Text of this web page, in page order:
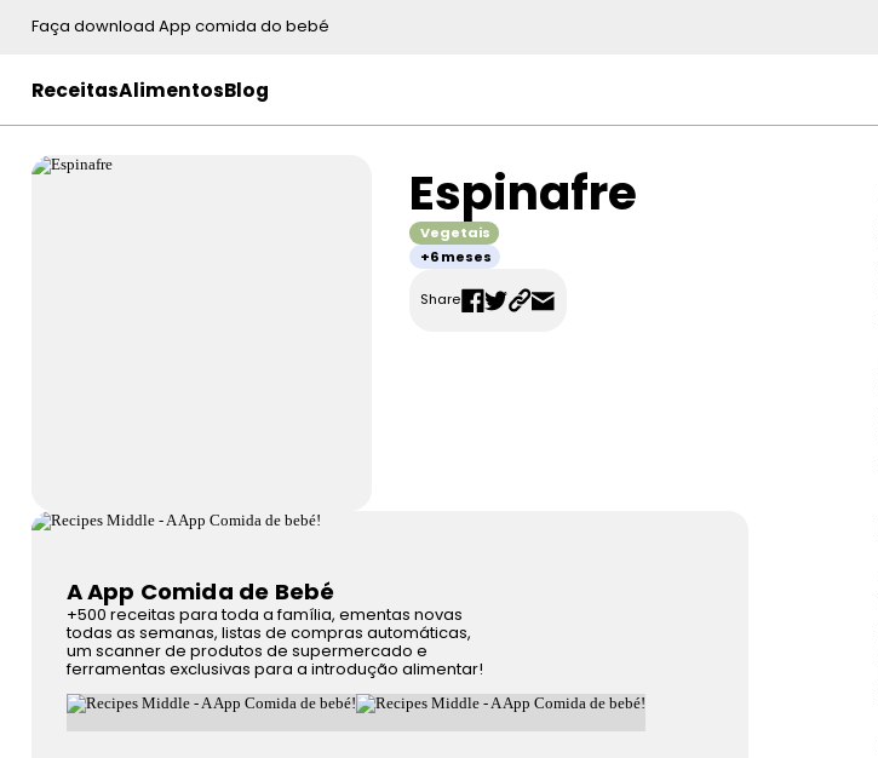
Faça download App comida do bebé
ReceitasAlimentosBlog
Espinafre
Vegetais
+6 meses
Share
A App Comida de Bebé
+500 receitas para toda a família, ementas novas
todas as semanas, listas de compras automáticas,
um scanner de produtos de supermercado e
ferramentas exclusivas para a introdução alimentar!